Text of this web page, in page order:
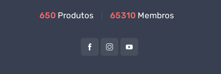
650 Produtos 65310 Membros